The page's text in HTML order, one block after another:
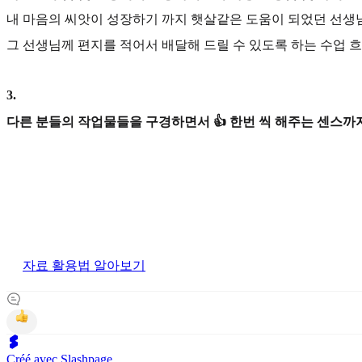
내 마음의 씨앗이 성장하기 까지 햇살같은 도움이 되었던 선생
그 선생님께 편지를 적어서 배달해 드릴 수 있도록 하는 수업
3.
다른 분들의 작업물들을 구경하면서 👍 한번 씩 해주는 센스까
자료 활용법 알아보기